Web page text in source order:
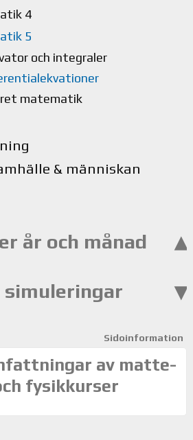
4
5
och integraler
matematik
& människan
år och månad
simuleringar
Sidoinformation
av matte-
fysikkurser